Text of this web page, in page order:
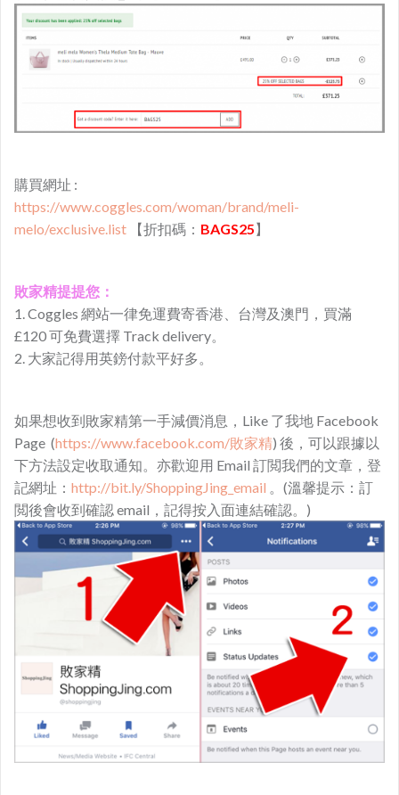
購買網址 :
https://www.coggles.com/woman/brand/meli-
melo/exclusive.list 【折扣碼： BAGS25】
敗家精提提您：
1. Coggles 網站一律免運費寄香港、台灣及澳門，買滿
£120 可免費選擇 Track delivery。
2. 大家記得用英鎊付款平好多。
如果想收到敗家精第一手減價消息，Like 了我地 Facebook
Page (https://www.facebook.com/敗家精) 後，可以跟據以
下方法設定收取通知。亦歡迎用 Email 訂閲我們的文章，登
記網址： http://bit.ly/ShoppingJing_email 。(溫馨提示：訂
閲後會收到確認 email，記得按入面連結確認。)